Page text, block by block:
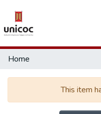
Communities & Collections
Research Outputs
Home
This item